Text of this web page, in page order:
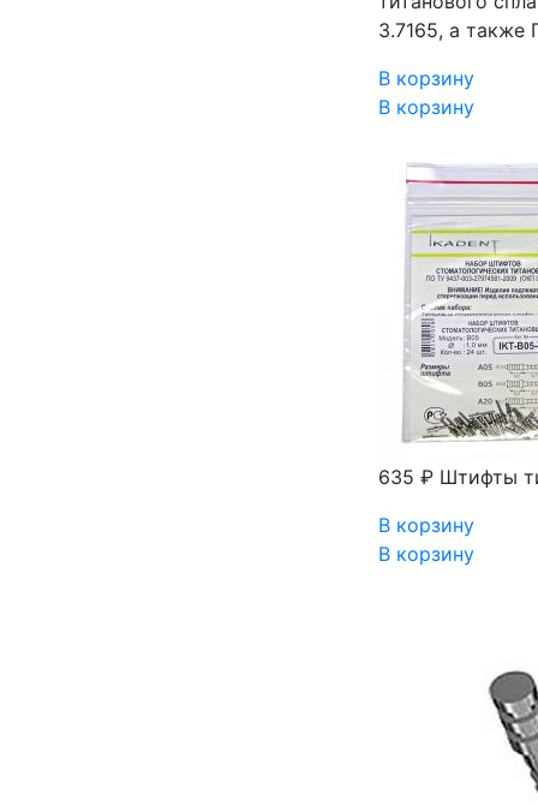
3.7165, а
В корзину
В корзину
635 ₽ Штифты
В корзину
В корзину